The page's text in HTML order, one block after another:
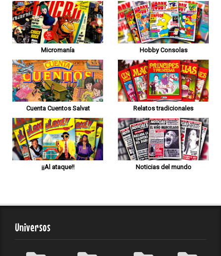
Micromanía Hobby Consolas
Cuenta Cuentos Salvat Relatos tradicionales
¡¡Al ataque!! Noticias del mundo
Universos